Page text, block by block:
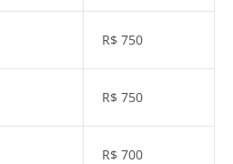
R$ 750
R$ 750
R$ 700